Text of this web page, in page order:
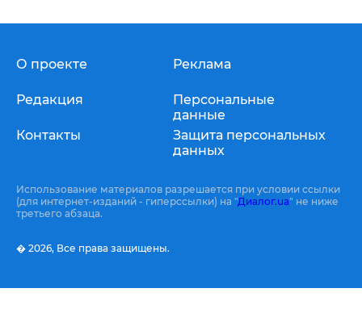
О проекте
Редакция
Контакты
Реклама
Персональные
данные
Защита персональных
данных
Использование материалов разрешается при условии ссылки
(для интернет-изданий - гиперссылки) на "Диалог.ua" не ниже
третьего абзаца.
� 2026, Все права защищены.